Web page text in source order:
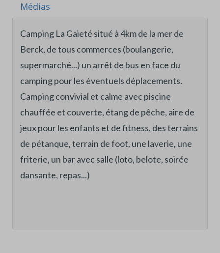
Médias
Camping La Gaieté situé à 4km de la mer de
Berck, de tous commerces (boulangerie,
supermarché...) un arrêt de bus en face du
camping pour les éventuels déplacements.
Camping convivial et calme avec piscine
chauffée et couverte, étang de pêche, aire de
jeux pour les enfants et de fitness, des terrains
de pétanque, terrain de foot, une laverie, une
friterie, un bar avec salle (loto, belote, soirée
dansante, repas...)